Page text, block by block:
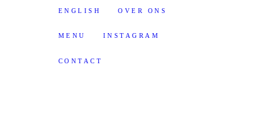
ENGLISH OVER ONS
MENU INSTAGRAM
CONTACT